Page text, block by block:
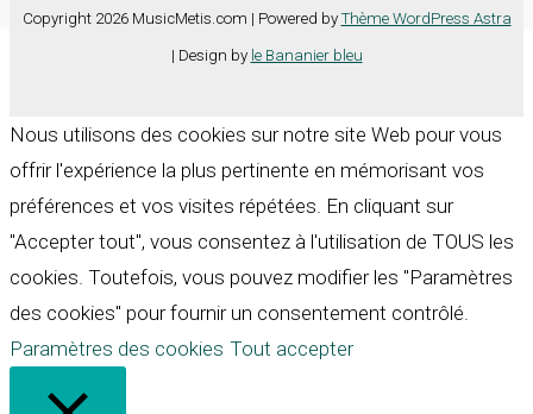
Copyright 2026 MusicMetis.com | Powered by Thème WordPress Astra
| Design by le Bananier bleu
Nous utilisons des cookies sur notre site Web pour vous
offrir l'expérience la plus pertinente en mémorisant vos
préférences et vos visites répétées. En cliquant sur
"Accepter tout", vous consentez à l'utilisation de TOUS les
cookies. Toutefois, vous pouvez modifier les "Paramètres
des cookies" pour fournir un consentement contrôlé.
Paramètres des cookies Tout accepter